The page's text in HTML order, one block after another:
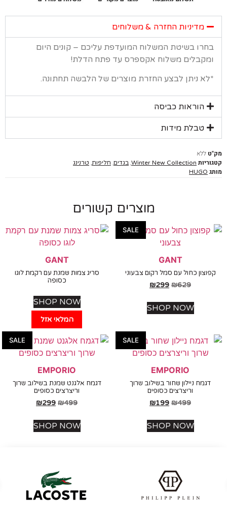
מדיניות החזרה & משלוחים
בשיטת המשלוח המועדפת עליכם – קונים היום
משלוח אקספרס עד פתח הדלת!
ניתן לבצע החזרת מוצרים של הלבשה תחתונה.
הוראות כביסה
טבלת מידות
ללא
Winter New Collection
,בגדים, חליפות,טרנינג
HUGO
מוצרים קשורים
SALE
GANT
כחול עם סמל רקום צבעוני
₪
₪299
SHOP NOW
המלאי אזל
GANT
סריג צמות שמנת עם רקמת לוגו
כסופה
SHOP NOW
SALE
EMPORIO
ניילון שחור בשילוב שרוך
וריצרצים כסופים
₪
₪199
SHOP NOW
SALE
EMPORIO
דגמח אלגנט שמנת בשילוב שרוך
וריצרצים כסופים
₪
₪299
SHOP NOW